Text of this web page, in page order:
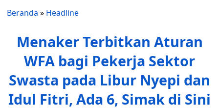
Beranda » Headline
Menaker Terbitkan Aturan
WFA bagi Pekerja Sektor
Swasta pada Libur Nyepi dan
Idul Fitri, Ada 6, Simak di Sini